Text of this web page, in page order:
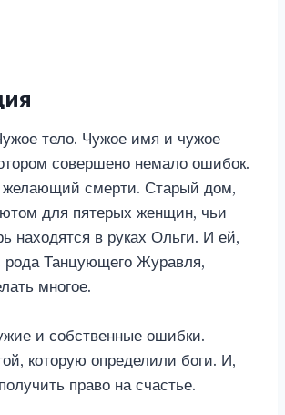
тело. Чужое имя и чужое
совершено немало ошибок.
желающий смерти. Старый дом,
для пятерых женщин, чьи
находятся в руках Ольги. И ей,
рода Танцующего Журавля,
многое.
и собственные ошибки.
которую определили боги. И,
право на счастье.